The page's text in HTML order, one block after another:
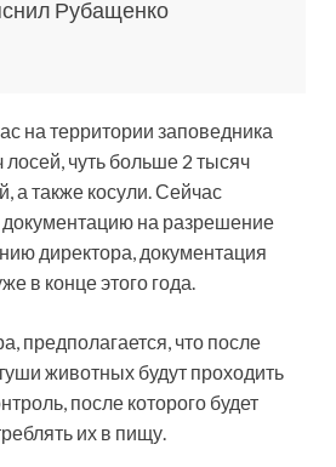
Рубащенко
на территории заповедника
лосей, чуть больше 2 тысяч
а также косули. Сейчас
документацию на разрешение
директора, документация
в конце этого года.
предполагается, что после
животных будут проходить
после которого будет
их в пищу.